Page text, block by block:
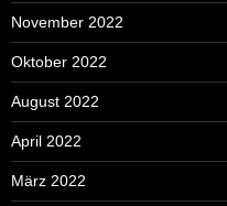
November 2022
Oktober 2022
August 2022
April 2022
März 2022